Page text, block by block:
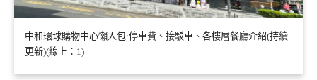
中和環球購物中心懶人包:停車費、接駁車、各樓層餐廳介紹(持續
更新)(線上：1)